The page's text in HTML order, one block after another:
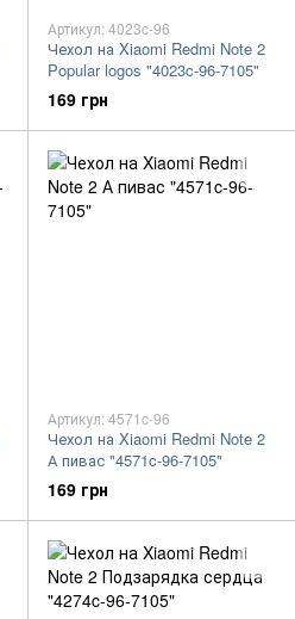
Артикул: 4023c-96
Чехол на Xiaomi Redmi Note 2
Popular logos "4023c-96-7105"
169 грн
Артикул: 4571c-96
Чехол на Xiaomi Redmi Note 2
А пивас "4571c-96-7105"
169 грн